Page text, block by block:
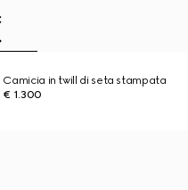
Camicia in twill di seta stampata
€ 1.300